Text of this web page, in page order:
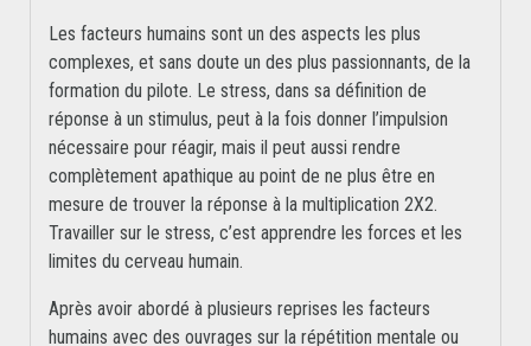
Les facteurs humains sont un des aspects les plus
complexes, et sans doute un des plus passionnants, de la
formation du pilote. Le stress, dans sa définition de
réponse à un stimulus, peut à la fois donner l’impulsion
nécessaire pour réagir, mais il peut aussi rendre
complètement apathique au point de ne plus être en
mesure de trouver la réponse à la multiplication 2X2.
Travailler sur le stress, c’est apprendre les forces et les
limites du cerveau humain.
Après avoir abordé à plusieurs reprises les facteurs
humains avec des ouvrages sur la répétition mentale ou